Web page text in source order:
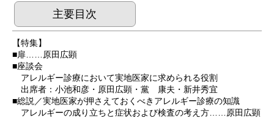
主要目次
【特集】
■扉……原田広顕
■座談会
アレルギー診療において実地医家に求められる役割
出席者：小池和彦・原田広顕・黨 康夫・新井秀宜
■総説／実地医家が押さえておくべきアレルギー診療の知識
アレルギーの成り立ちと症状および検査の考え方……原田広顕